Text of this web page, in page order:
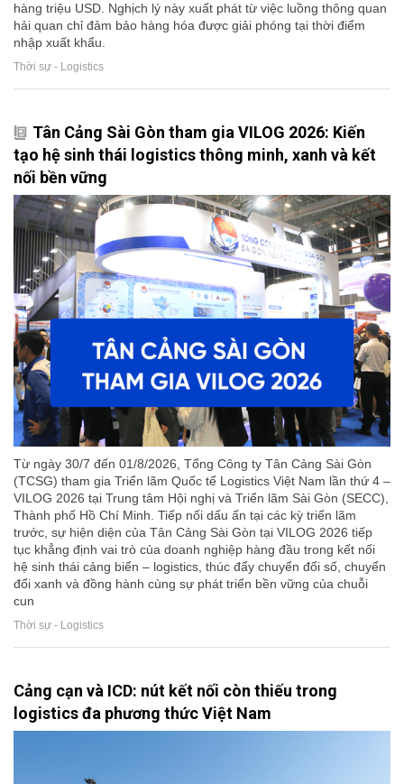
hàng triệu USD. Nghịch lý này xuất phát từ việc luồng thông quan
hải quan chỉ đảm bảo hàng hóa được giải phóng tại thời điểm
nhập xuất khẩu.
Thời sự - Logistics
Tân Cảng Sài Gòn tham gia VILOG 2026: Kiến
tạo hệ sinh thái logistics thông minh, xanh và kết
nối bền vững
Từ ngày 30/7 đến 01/8/2026, Tổng Công ty Tân Cảng Sài Gòn
(TCSG) tham gia Triển lãm Quốc tế Logistics Việt Nam lần thứ 4 –
VILOG 2026 tại Trung tâm Hội nghị và Triển lãm Sài Gòn (SECC),
Thành phố Hồ Chí Minh. Tiếp nối dấu ấn tại các kỳ triển lãm
trước, sự hiện diện của Tân Cảng Sài Gòn tại VILOG 2026 tiếp
tục khẳng định vai trò của doanh nghiệp hàng đầu trong kết nối
hệ sinh thái cảng biển – logistics, thúc đẩy chuyển đổi số, chuyển
đổi xanh và đồng hành cùng sự phát triển bền vững của chuỗi
cun
Thời sự - Logistics
Cảng cạn và ICD: nút kết nối còn thiếu trong
logistics đa phương thức Việt Nam